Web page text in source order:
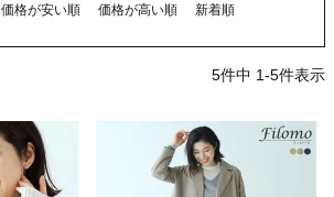
価格が安い順 価格が高い順
新着順
5件中 1-5件表示